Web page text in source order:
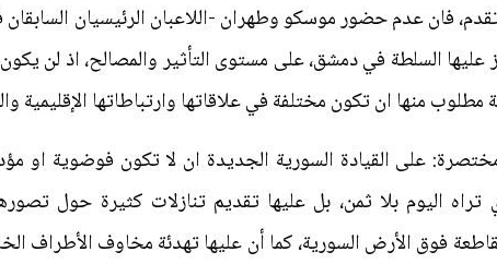
فان عدم حضور موسكو وطهران -اللاعبان الرئيسيان
عليها السلطة في دمشق، على مستوى التأثير والمصالح، اذ لن
مطلوب منها ان تكون مختلفة في علاقاتها وارتباطاتها الإقليمية
على القيادة السورية الجديدة ان لا تكون فوضوية او
تراه اليوم بلا ثمن، بل عليها تقديم تنازلات كثيرة حول
فوق الأرض السورية، كما أن عليها تهدئة مخاوف الأطراف